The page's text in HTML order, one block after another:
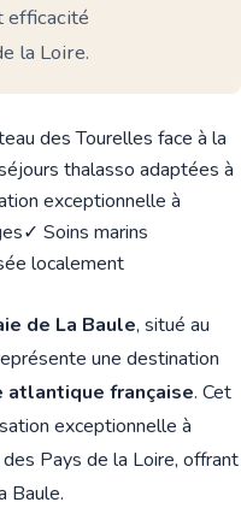
efficacité
la Loire.
des Tourelles face à la
thalasso adaptées à
exceptionnelle à
✓ Soins marins
localement
de La Baule, situé au
une destination
atlantique française. Cet
exceptionnelle à
Pays de la Loire, offrant
Baule.